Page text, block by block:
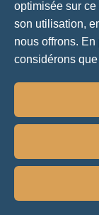
À propos
Conseil
Notre équipe
Bottin des
Avantages
optimisée sur
son utilisation,
nous offrons.
considérons